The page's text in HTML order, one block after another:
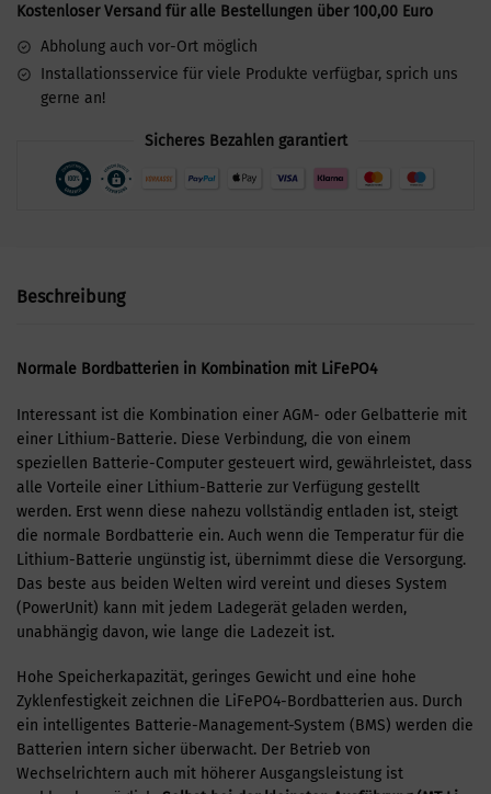
Kostenloser Versand für alle Bestellungen über 100,00 Euro
Abholung auch vor-Ort möglich
Installationsservice für viele Produkte verfügbar, sprich uns
gerne an!
Sicheres Bezahlen garantiert
Beschreibung
Normale Bordbatterien in Kombination mit LiFePO4
Interessant ist die Kombination einer AGM- oder Gelbatterie mit
einer Lithium-Batterie. Diese Verbindung, die von einem
speziellen Batterie-Computer gesteuert wird, gewährleistet, dass
alle Vorteile einer Lithium-Batterie zur Verfügung gestellt
werden. Erst wenn diese nahezu vollständig entladen ist, steigt
die normale Bordbatterie ein. Auch wenn die Temperatur für die
Lithium-Batterie ungünstig ist, übernimmt diese die Versorgung.
Das beste aus beiden Welten wird vereint und dieses System
(PowerUnit) kann mit jedem Ladegerät geladen werden,
unabhängig davon, wie lange die Ladezeit ist.
Hohe Speicherkapazität, geringes Gewicht und eine hohe
Zyklenfestigkeit zeichnen die LiFePO4-Bordbatterien aus. Durch
ein intelligentes Batterie-Management-System (BMS) werden die
Batterien intern sicher überwacht. Der Betrieb von
Wechselrichtern auch mit höherer Ausgangsleistung ist